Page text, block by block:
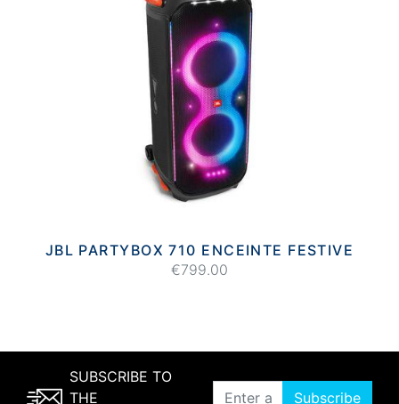
JBL PARTYBOX 710 ENCEINTE FESTIVE
€799.00
SUBSCRIBE TO
THE
Subscribe